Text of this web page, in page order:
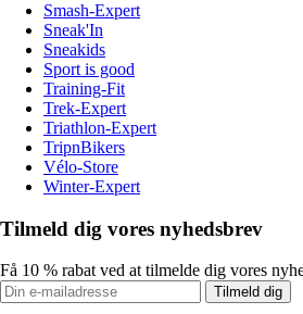
Smash-Expert
Sneak'In
Sneakids
Sport is good
Training-Fit
Trek-Expert
Triathlon-Expert
TripnBikers
Vélo-Store
Winter-Expert
Tilmeld dig vores nyhedsbrev
Få 10 % rabat ved at tilmelde dig vores
Tilmeld dig